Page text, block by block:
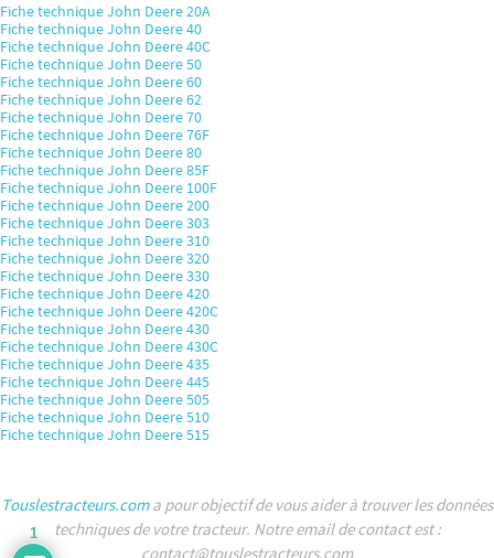
Fiche technique John Deere 20A
Fiche technique John Deere 40
Fiche technique John Deere 40C
Fiche technique John Deere 50
Fiche technique John Deere 60
Fiche technique John Deere 62
Fiche technique John Deere 70
Fiche technique John Deere 76F
Fiche technique John Deere 80
Fiche technique John Deere 85F
Fiche technique John Deere 100F
Fiche technique John Deere 200
Fiche technique John Deere 303
Fiche technique John Deere 310
Fiche technique John Deere 320
Fiche technique John Deere 330
Fiche technique John Deere 420
Fiche technique John Deere 420C
Fiche technique John Deere 430
Fiche technique John Deere 430C
Fiche technique John Deere 435
Fiche technique John Deere 445
Fiche technique John Deere 505
Fiche technique John Deere 510
Fiche technique John Deere 515
Touslestracteurs.coma pour objectif de vous aider à trouver les données
techniques de votre tracteur. Notre email de contact est :
contact@touslestracteurs.com
1